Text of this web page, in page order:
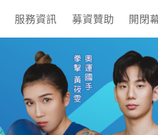
服務資訊 募資贊助 開閉